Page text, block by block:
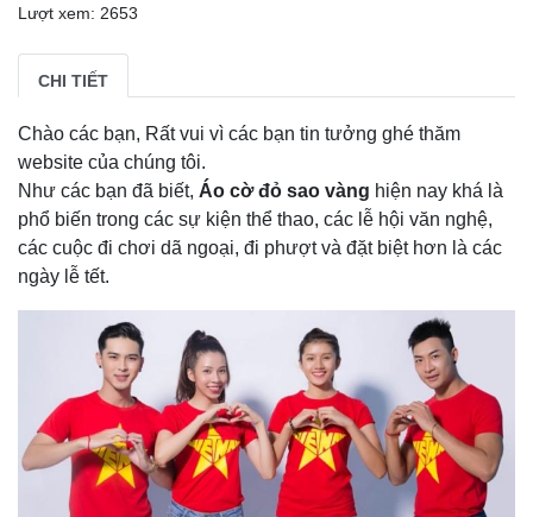
Lượt xem: 2653
CHI TIẾT
Chào các bạn, Rất vui vì các bạn tin tưởng ghé thăm
website của chúng tôi.
Như các bạn đã biết, Áo cờ đỏ sao vàng hiện nay khá là
phổ biến trong các sự kiện thể thao, các lễ hội văn nghệ,
các cuộc đi chơi dã ngoại, đi phượt và đặt biệt hơn là các
ngày lễ tết.